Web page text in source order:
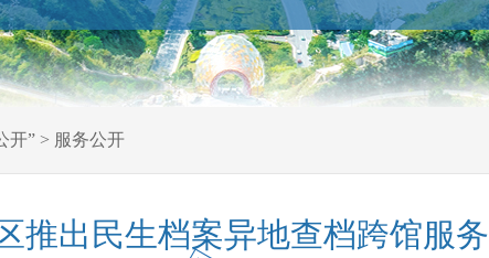
开”> 服务公开
推出民生档案异地查档跨馆服务